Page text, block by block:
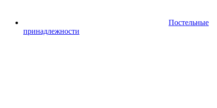
Постельные
принадлежности